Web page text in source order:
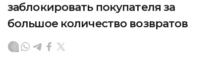
заблокировать покупателя за
большое количество возвратов